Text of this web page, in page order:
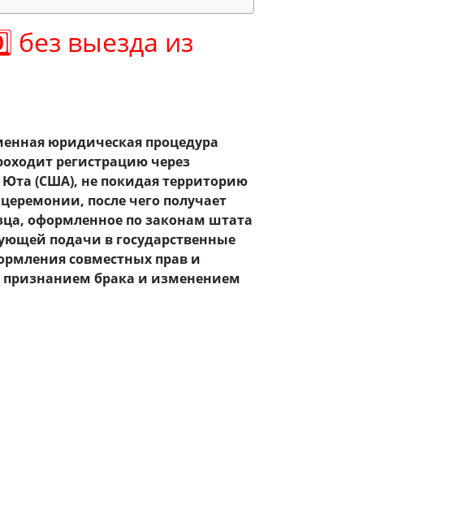
без выезда из
юридическая процедура
регистрацию через
Юта (США), не покидая территорию
после чего получает
оформленное по законам штата
подачи в государственные
совместных прав и
признанием брака и изменением